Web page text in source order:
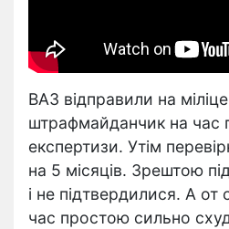
ВАЗ відправили на
штрафмайданчик на час
експертизи. Утім
на 5 місяців. Зрештою
і не підтвердилися. А от
час простою сильно